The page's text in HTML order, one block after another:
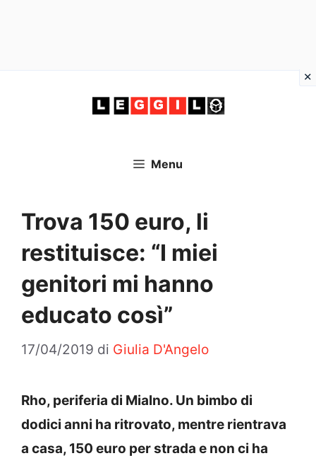
Menu
Trova 150 euro, li
restituisce: “I miei
genitori mi hanno
educato così”
17/04/2019 di Giulia D'Angelo
Rho, periferia di Mialno. Un bimbo di
dodici anni ha ritrovato, mentre rientrava
a casa, 150 euro per strada e non ci ha